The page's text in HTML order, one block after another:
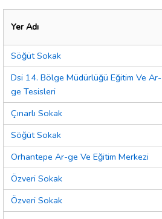
Yer Adı
Söğüt Sokak
Dsi 14. Bölge Müdürlüğü Eğitim Ve Ar-
ge Tesisleri
Çınarlı Sokak
Söğüt Sokak
Orhantepe Ar-ge Ve Eğitim Merkezi
Özveri Sokak
Özveri Sokak